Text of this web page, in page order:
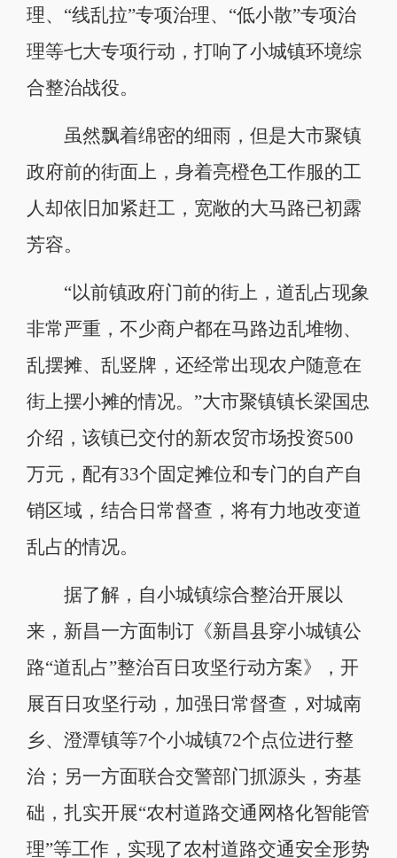
理、“线乱拉”专项治理、“低小散”专项治
理等七大专项行动，打响了小城镇环境综
合整治战役。
虽然飘着绵密的细雨，但是大市聚镇
政府前的街面上，身着亮橙色工作服的工
人却依旧加紧赶工，宽敞的大马路已初露
芳容。
“以前镇政府门前的街上，道乱占现象
非常严重，不少商户都在马路边乱堆物、
乱摆摊、乱竖牌，还经常出现农户随意在
街上摆小摊的情况。”大市聚镇镇长梁国忠
介绍，该镇已交付的新农贸市场投资500
万元，配有33个固定摊位和专门的自产自
销区域，结合日常督查，将有力地改变道
乱占的情况。
据了解，自小城镇综合整治开展以
来，新昌一方面制订《新昌县穿小城镇公
路“道乱占”整治百日攻坚行动方案》，开
展百日攻坚行动，加强日常督查，对城南
乡、澄潭镇等7个小城镇72个点位进行整
治；另一方面联合交警部门抓源头，夯基
础，扎实开展“农村道路交通网格化智能管
理”等工作，实现了农村道路交通安全形势